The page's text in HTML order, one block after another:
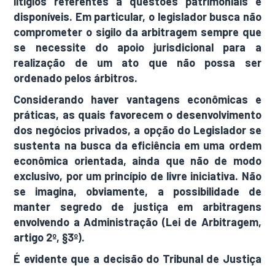
disponíveis. Em particular, o legislador busca não
comprometer o sigilo da arbitragem sempre que
se necessite do apoio jurisdicional para a
realização de um ato que não possa ser
ordenado pelos árbitros.
Considerando haver vantagens econômicas e
práticas, as quais favorecem o desenvolvimento
dos negócios privados, a opção do Legislador se
sustenta na busca da eficiência em uma ordem
econômica orientada, ainda que não de modo
exclusivo, por um princípio de livre iniciativa. Não
se imagina, obviamente, a possibilidade de
manter segredo de justiça em arbitragens
envolvendo a Administração (Lei de Arbitragem,
artigo 2º, §3º).
É evidente que a decisão do Tribunal de Justiça